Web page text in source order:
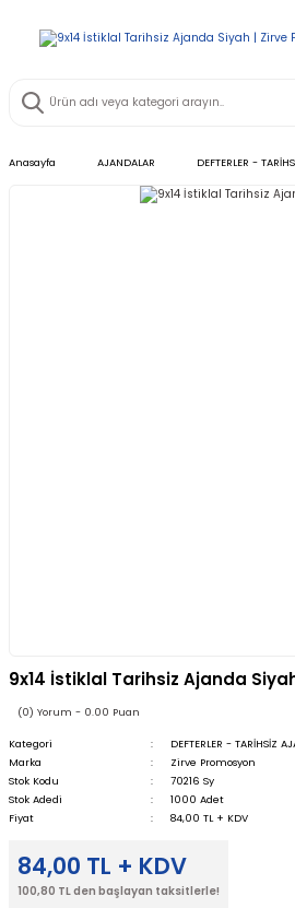
Anasayfa AJANDALAR DEFTERLER -
9x14 İstiklal Tarihsiz Ajanda
(0) Yorum - 0.00 Puan
Kategori DEFTERLER - TARİHSİZ
Marka
Zirve Promosyon
Stok Kodu
70216 Sy
Stok Adedi
1000 Adet
Fiyat
84,00 TL + KDV
84,00 TL + KDV
100,80 TL den başlayan taksitlerle!